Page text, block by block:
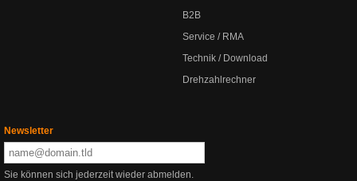
B2B
Service / RMA
Technik / Download
Drehzahlrechner
Newsletter
Sie können sich jederzeit wieder abmelden.